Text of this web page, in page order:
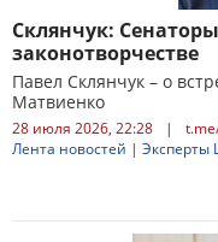
Склянчук:
законотворчестве
Павел Склянчук – о
Матвиенко
28 июля 2026, 22:28 |
Лента новостей | Эксперты